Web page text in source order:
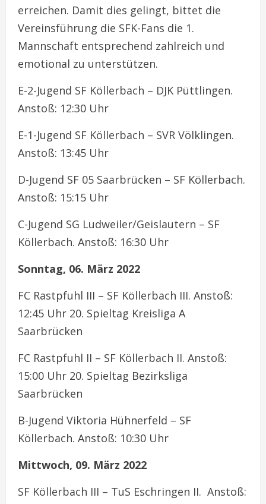
erreichen. Damit dies gelingt, bittet die
Vereinsführung die SFK-Fans die 1.
Mannschaft entsprechend zahlreich und
emotional zu unterstützen.
E-2-Jugend SF Köllerbach – DJK Püttlingen.
Anstoß: 12:30 Uhr
E-1-Jugend SF Köllerbach – SVR Völklingen.
Anstoß: 13:45 Uhr
D-Jugend SF 05 Saarbrücken – SF Köllerbach.
Anstoß: 15:15 Uhr
C-Jugend SG Ludweiler/Geislautern – SF
Köllerbach. Anstoß: 16:30 Uhr
Sonntag, 06. März 2022
FC Rastpfuhl III – SF Köllerbach III. Anstoß:
12:45 Uhr 20. Spieltag Kreisliga A
Saarbrücken
FC Rastpfuhl II – SF Köllerbach II. Anstoß:
15:00 Uhr 20. Spieltag Bezirksliga
Saarbrücken
B-Jugend Viktoria Hühnerfeld – SF
Köllerbach. Anstoß: 10:30 Uhr
Mittwoch, 09. März 2022
SF Köllerbach III – TuS Eschringen II. Anstoß: